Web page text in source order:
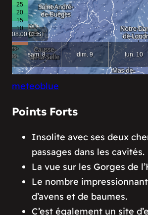
meteoblue
Points Forts
Insolite avec ses deux
passages dans les cavités.
La vue sur les Gorges de
Le nombre
d’avens et de baumes.
C’est également un site